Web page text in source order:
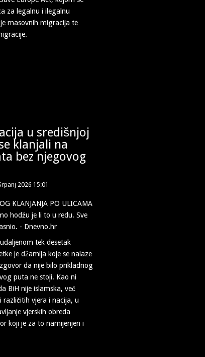
za legalnu i ilegalnu
masovnih migracija te
u središnjoj
klanjali na
bez njegovog
2026 15:01
tek desetak
je džamija koje se nalaze
da nije bilo prikladnog
puta ne stoji. Kao ni
BiH nije islamska, već
različitih vjera i nacija, u
vjerskih obreda
koji je za to namijenjen i